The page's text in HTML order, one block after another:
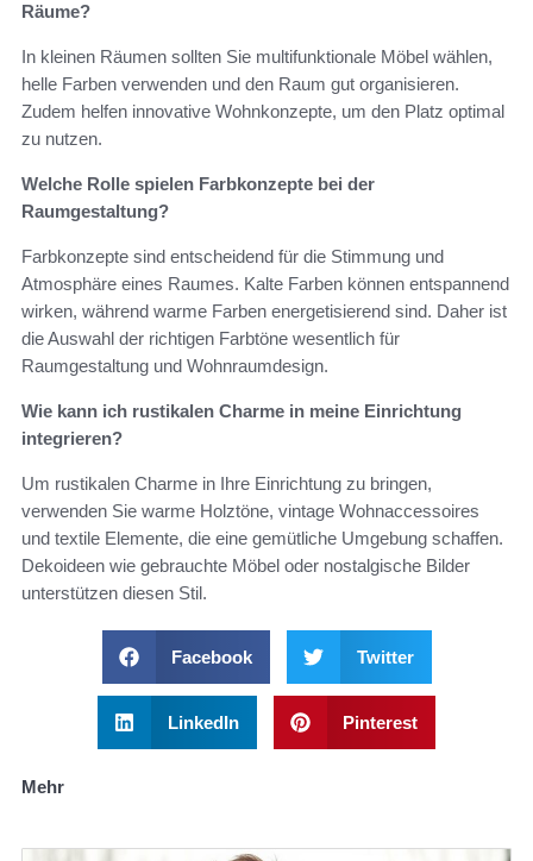
Räume?
In kleinen Räumen sollten Sie multifunktionale Möbel wählen,
helle Farben verwenden und den Raum gut organisieren.
Zudem helfen innovative Wohnkonzepte, um den Platz optimal
zu nutzen.
Welche Rolle spielen Farbkonzepte bei der
Raumgestaltung?
Farbkonzepte sind entscheidend für die Stimmung und
Atmosphäre eines Raumes. Kalte Farben können entspannend
wirken, während warme Farben energetisierend sind. Daher ist
die Auswahl der richtigen Farbtöne wesentlich für
Raumgestaltung und Wohnraumdesign.
Wie kann ich rustikalen Charme in meine Einrichtung
integrieren?
Um rustikalen Charme in Ihre Einrichtung zu bringen,
verwenden Sie warme Holztöne, vintage Wohnaccessoires
und textile Elemente, die eine gemütliche Umgebung schaffen.
Dekoideen wie gebrauchte Möbel oder nostalgische Bilder
unterstützen diesen Stil.
Facebook Twitter
LinkedIn Pinterest
Mehr